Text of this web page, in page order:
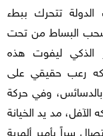
تتحرك ببطء
البساط من تحت
الذكي ليفوت هذه
رعب حقيقي على
وفي حركة
الآفل، مد يد الخيانة
سراً بأمير ألمرية